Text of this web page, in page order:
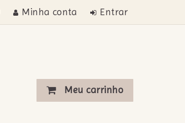
Minha conta Entrar
Meu carrinho